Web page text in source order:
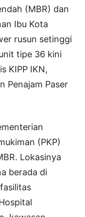
(MBR) dan
Ibu Kota
rusun setinggi
tipe 36 kini
KIPP IKN,
Penajam Paser
(PKP)
Lokasinya
berada di